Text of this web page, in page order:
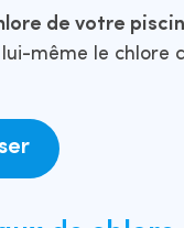
de votre
même le chlore